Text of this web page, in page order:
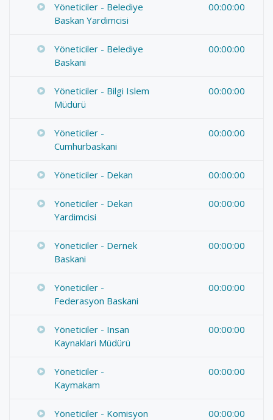
Yöneticiler - Belediye
Baskan Yardimcisi
00:00:00
Yöneticiler - Belediye
Baskani
00:00:00
Yöneticiler - Bilgi Islem
Müdürü
00:00:00
Yöneticiler -
Cumhurbaskani
00:00:00
Yöneticiler - Dekan 00:00:00
Yöneticiler - Dekan
Yardimcisi
00:00:00
Yöneticiler - Dernek
Baskani
00:00:00
Yöneticiler -
Federasyon Baskani
00:00:00
Yöneticiler - Insan
Kaynaklari Müdürü
00:00:00
Yöneticiler -
Kaymakam
00:00:00
Yöneticiler - Komisyon
00:00:00